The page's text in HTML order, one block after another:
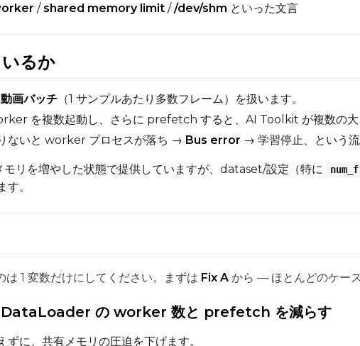
/ shared memory limit //dev/shm といった文言
るか
動画バッチ （1 サンプルあたり多数フレーム）を扱います。
を複数起動し、さらに prefetch すると、AI Toolkit が複数の
ないと worker プロセスが落ち → Bus error → 学習停止、という
リを増やした状態で提供していますが、dataset/設定（特に
す。
は 1 変数だけにしてください。まずは Fix A から — ほとんどのケー
DataLoader の worker 数と prefetch を減らす
ずに、共有メモリの圧迫を下げます。